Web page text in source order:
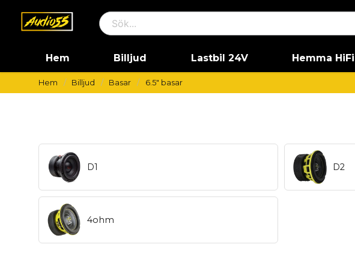
Hem Billjud Lastbil 24V Hemma HiFi
Hem Billjud Basar 6.5" basar
D1 D2
4ohm